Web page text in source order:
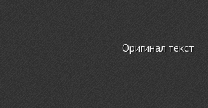
Оригинал текст